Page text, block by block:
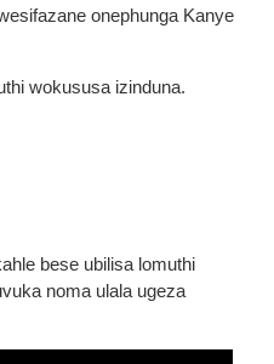
onephunga Kanye
wokususa izinduna.
bese ubilisa lomuthi
noma ulala ugeza